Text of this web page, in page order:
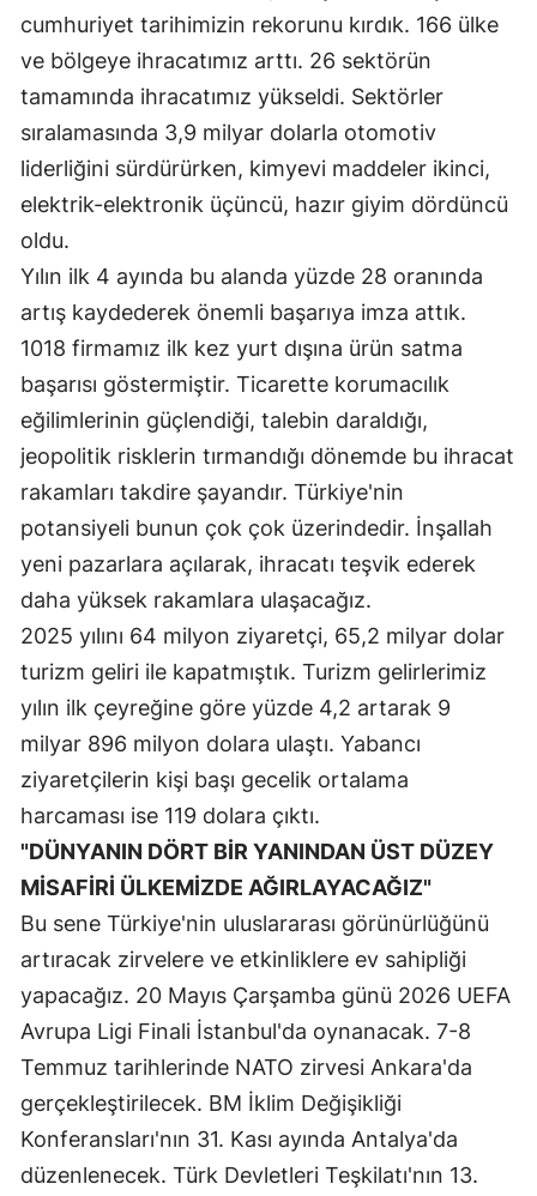
Yalova
Karabük
Kilis
Osmaniye
cumhuriyet tarihimizin rekorunu kırdık. 166 ülke
ve bölgeye ihracatımız arttı. 26 sektörün
tamamında ihracatımız yükseldi. Sektörler
sıralamasında 3,9 milyar dolarla otomotiv
liderliğini sürdürürken, kimyevi maddeler ikinci,
elektrik-elektronik üçüncü, hazır giyim dördüncü
oldu.
Yılın ilk 4 ayında bu alanda yüzde 28 oranında
artış kaydederek önemli başarıya imza attık.
1018 firmamız ilk kez yurt dışına ürün satma
başarısı göstermiştir. Ticarette korumacılık
eğilimlerinin güçlendiği, talebin daraldığı,
jeopolitik risklerin tırmandığı dönemde bu ihracat
rakamları takdire şayandır. Türkiye'nin
potansiyeli bunun çok çok üzerindedir. İnşallah
yeni pazarlara açılarak, ihracatı teşvik ederek
daha yüksek rakamlara ulaşacağız.
2025 yılını 64 milyon ziyaretçi, 65,2 milyar dolar
turizm geliri ile kapatmıştık. Turizm gelirlerimiz
yılın ilk çeyreğine göre yüzde 4,2 artarak 9
milyar 896 milyon dolara ulaştı. Yabancı
ziyaretçilerin kişi başı gecelik ortalama
harcaması ise 119 dolara çıktı.
"DÜNYANIN DÖRT BİR YANINDAN ÜST DÜZEY
MİSAFİRİ ÜLKEMİZDE AĞIRLAYACAĞIZ"
Bu sene Türkiye'nin uluslararası görünürlüğünü
artıracak zirvelere ve etkinliklere ev sahipliği
yapacağız. 20 Mayıs Çarşamba günü 2026 UEFA
Avrupa Ligi Finali İstanbul'da oynanacak. 7-8
Temmuz tarihlerinde NATO zirvesi Ankara'da
gerçekleştirilecek. BM İklim Değişikliği
Konferansları'nın 31. Kası ayında Antalya'da
düzenlenecek. Türk Devletleri Teşkilatı'nın 13.